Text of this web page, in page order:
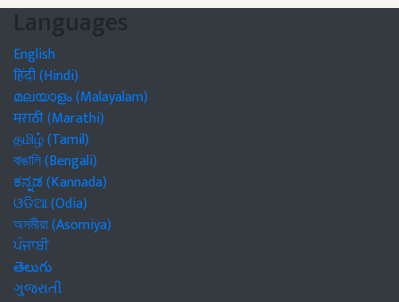
Languages
English
हिंदी (Hindi)
മലയാളം (Malayalam)
मराठी (Marathi)
தமிழ் (Tamil)
বাঙালি (Bengali)
ಕನ್ನಡ (Kannada)
ଓଡିଆ (Odia)
অসমীয়া (Asomiya)
ਪੰਜਾਬੀ
తెలుగు
ગુજરાતી